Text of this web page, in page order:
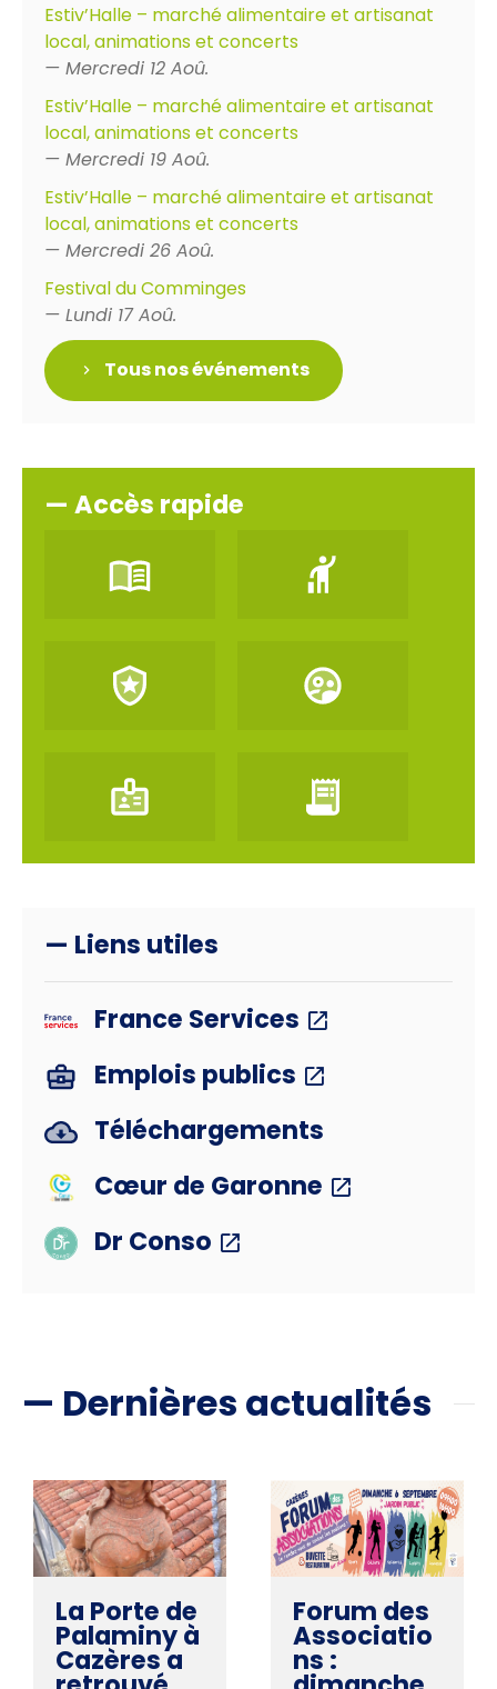
Estiv’Halle – marché alimentaire et artisanat
local, animations et concerts
— Mercredi 12 Aoû.
Estiv’Halle – marché alimentaire et artisanat
local, animations et concerts
— Mercredi 19 Aoû.
Estiv’Halle – marché alimentaire et artisanat
local, animations et concerts
— Mercredi 26 Aoû.
Festival du Comminges
— Lundi 17 Aoû.
Tous nos événements
— Accès rapide
— Liens utiles
France Services
Emplois publics
Téléchargements
Cœur de Garonne
Dr Conso
— Dernières actualités
La Porte de
Palaminy à
Cazères a
Forum des
Associatio
ns :